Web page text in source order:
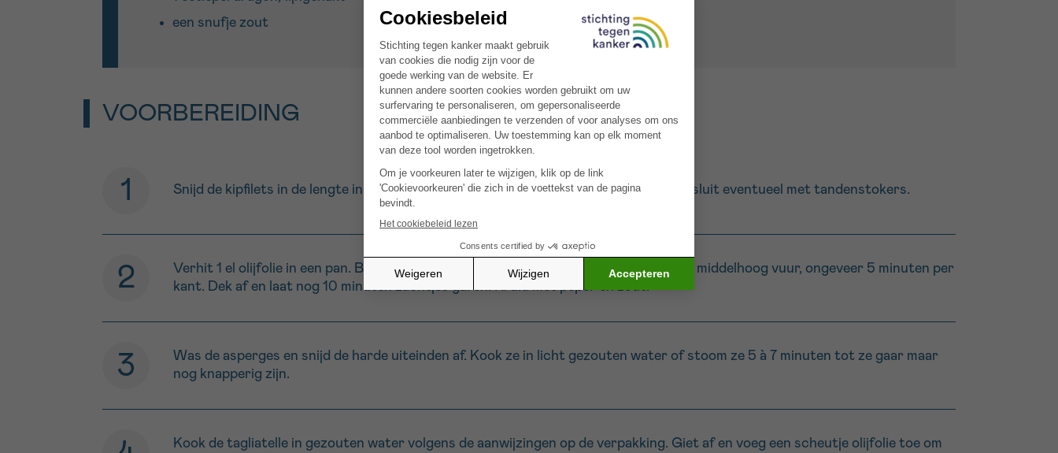
een snufje zout
VOORBEREIDING
Snijd de kipfilets in de lengte in om een zakje te vormen. Vul ze met de verse kaas en sluit eventueel met tandenstokers.
Verhit 1 el olijfolie in een pan. Bak de gevulde kipfilets aan beide kanten goudbruin op middelhoog vuur, ongeveer 5 minuten per
kant. Dek af en laat nog 10 minuten zachtjes garen. Kruid met peper en zout.
Was de asperges en snijd de harde uiteinden af. Kook ze in licht gezouten water of stoom ze 5 à 7 minuten tot ze gaar maar
nog knapperig zijn.
Kook de tagliatelle in gezouten water volgens de aanwijzingen op de verpakking. Giet af en voeg een scheutje olijfolie toe om